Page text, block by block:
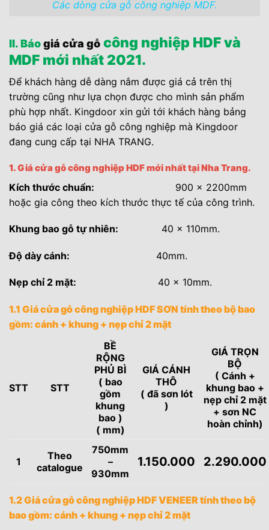
Các dòng cửa gỗ công nghiệp MDF.
II. Báogiá cửa gỗ công nghiệp HDF và
MDF mới nhất 2021.
Để khách hàng dễ dàng nắm được giá cả trên thị
trường cũng như lựa chọn được cho mình sản phẩm
phù hợp nhất. Kingdoor xin gửi tới khách hàng bảng
báo giá các loại cửa gỗ công nghiệp mà Kingdoor
đang cung cấp tại NHA TRANG.
1. Giá cửa gỗ công nghiệp HDF mới nhất tại Nha Trang.
Kích thước chuẩn: 900 x 2200mm
hoặc gia công theo kích thước thực tế của công trình.
Khung bao gỗ tự nhiên: 40 x 110mm.
Độ dày cánh: 40mm.
Nẹp chỉ 2 mặt: 40 x 10mm.
1.1 Giá cửa gỗ công nghiệp HDF SƠN tính theo bộ bao
gồm: cánh + khung + nẹp chỉ 2 mặt
STT STT
BỀ
RỘNG
PHỦ BÌ
( bao
gồm
khung
bao )
( mm)
GIÁ CÁNH
THÔ
( đã sơn lót
)
GIÁ TRỌN
BỘ
( Cánh +
khung bao +
nẹp chỉ 2 mặt
+ sơn NC
hoàn chỉnh)
1
Theo
catalogue
750mm
–
930mm
1.150.000 2.290.000
1.2 Giá cửa gỗ công nghiệp HDF VENEER tính theo bộ
bao gồm: cánh + khung + nẹp chỉ 2 mặt